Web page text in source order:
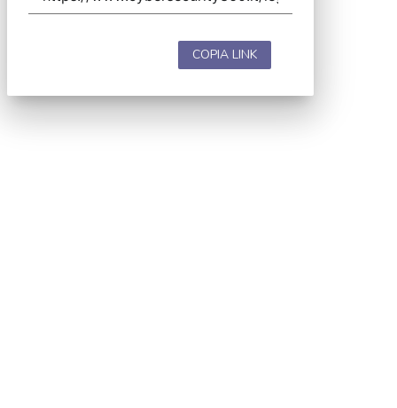
COPIA LINK